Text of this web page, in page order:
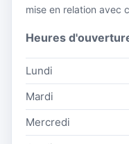
mise en relation avec
Heures
Lundi
Mardi
Mercredi